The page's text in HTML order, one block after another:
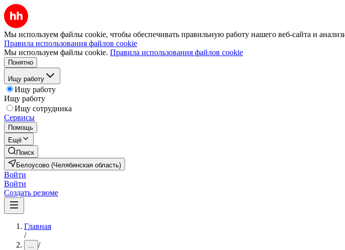
Мы используем файлы cookie, чтобы обеспечивать правильную работу нашего веб-сайта и
Правила использования файлов cookie
Мы используем файлы cookie. Правила использования файлов cookie
Понятно
Ищу работу
Ищу работу
Ищу работу
Ищу сотрудника
Сервисы
Помощь
Ещё
Поиск
Белоусово (Челябинская область)
Войти
Войти
Создать резюме
Главная
/
... /